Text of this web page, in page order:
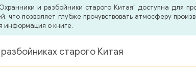
и разбойники старого Китая" доступна для
что позволяет глубже прочувствовать атмосферу
информация о книге.
старого Китая